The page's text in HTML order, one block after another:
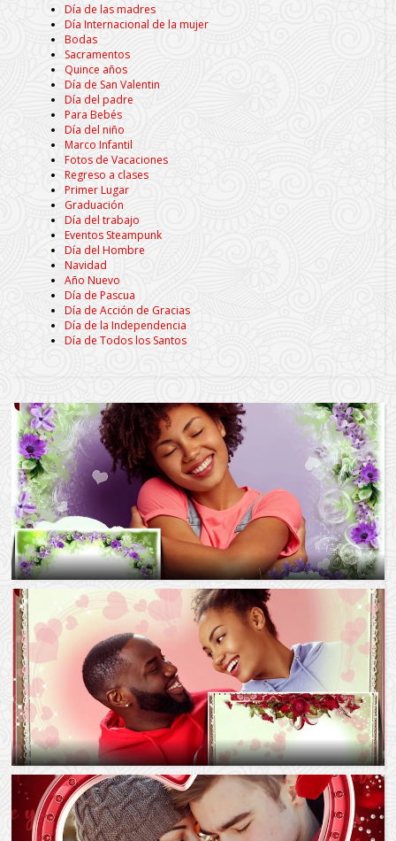
Día de las madres
Día Internacional de la mujer
Bodas
Sacramentos
Quince años
Día de San Valentin
Día del padre
Para Bebés
Día del niño
Marco Infantil
Fotos de Vacaciones
Regreso a clases
Primer Lugar
Graduación
Día del trabajo
Eventos Steampunk
Día del Hombre
Navidad
Año Nuevo
Día de Pascua
Día de Acción de Gracias
Día de la Independencia
Día de Todos los Santos